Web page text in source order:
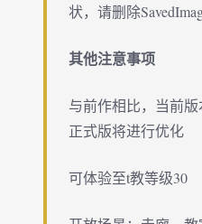
状，请删除
其他注意事项
与前作相比，当前版
正式版将进行优化
可体验至t教等级30